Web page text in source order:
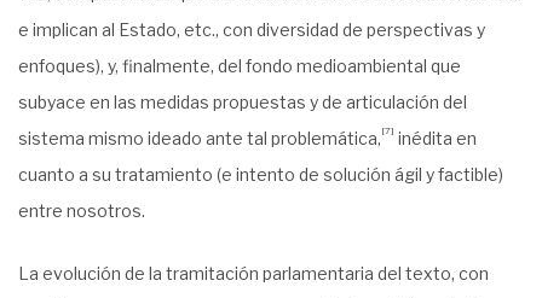
e implican al Estado, etc., con diversidad de perspectivas y
enfoques), y, finalmente, del fondo medioambiental que
subyace en las medidas propuestas y de articulación del
sistema mismo ideado ante tal problemática, [7] inédita en
cuanto a su tratamiento (e intento de solución ágil y factible)
entre nosotros.
La evolución de la tramitación parlamentaria del texto, con